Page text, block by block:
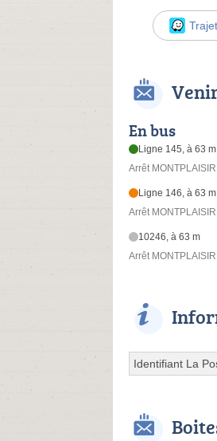
En bus
Ligne 145, à 63 m
Arrêt
Ligne 146, à 63 m
Arrêt
10246, à 63 m
Arrêt
Identifiant La